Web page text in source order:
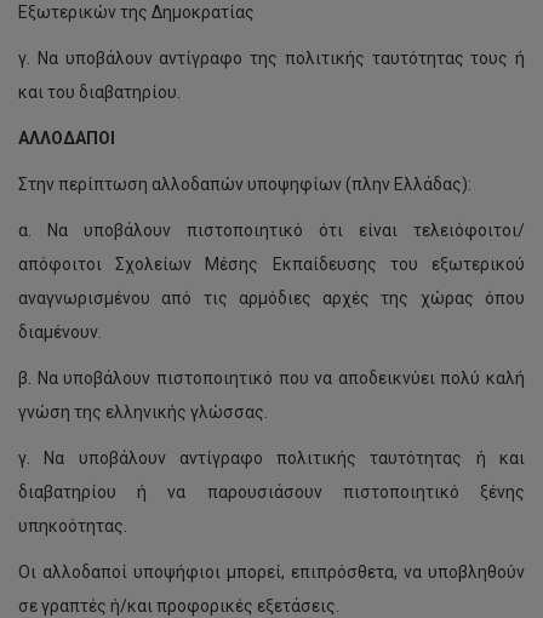
Εξωτερικών της Δημοκρατίας
γ. Να υποβάλουν αντίγραφο της πολιτικής ταυτότητας τους ή
και του διαβατηρίου.
ΑΛΛΟΔΑΠΟΙ
Στην περίπτωση αλλοδαπών υποψηφίων (πλην Ελλάδας):
α. Να υποβάλουν πιστοποιητικό ότι είναι τελειόφοιτοι/
απόφοιτοι Σχολείων Μέσης Εκπαίδευσης του εξωτερικού
αναγνωρισμένου από τις αρμόδιες αρχές της χώρας όπου
διαμένουν.
β. Να υποβάλουν πιστοποιητικό που να αποδεικνύει πολύ καλή
γνώση της ελληνικής γλώσσας.
γ. Να υποβάλουν αντίγραφο πολιτικής ταυτότητας ή και
διαβατηρίου ή να παρουσιάσουν πιστοποιητικό ξένης
υπηκοότητας.
Οι αλλοδαποί υποψήφιοι μπορεί, επιπρόσθετα, να υποβληθούν
σε γραπτές ή/και προφορικές εξετάσεις.